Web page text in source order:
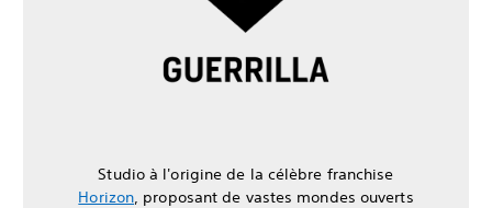
Studio à l'origine de la célèbre franchise
Horizon , proposant de vastes mondes ouverts